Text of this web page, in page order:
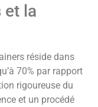
et la
réside dans
70% par rapport
rigoureuse du
et un procédé